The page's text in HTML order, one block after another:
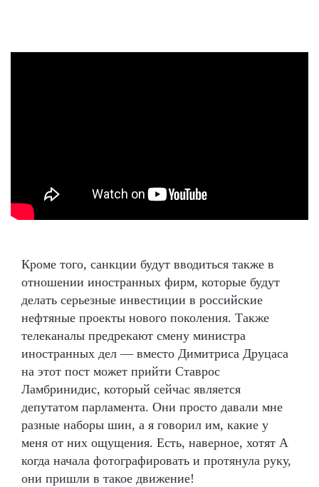
Кроме того, санкции будут вводиться также в
отношении иностранных фирм, которые будут
делать серьезные инвестиции в российские
нефтяные проекты нового поколения. Также
телеканалы предрекают смену министра
иностранных дел — вместо Димитриса Друцаса
на этот пост может прийти Ставрос
Ламбринидис, который сейчас является
депутатом парламента. Они просто давали мне
разные наборы шин, а я говорил им, какие у
меня от них ощущения. Есть, наверное, хотят А
когда начала фотографировать и протянула руку,
они пришли в такое движение!